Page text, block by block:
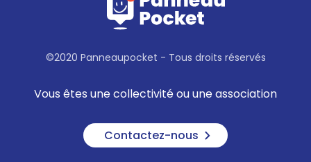
©2020 Panneaupocket - Tous droits réservés
Vous êtes une collectivité ou une association
Contactez-nous